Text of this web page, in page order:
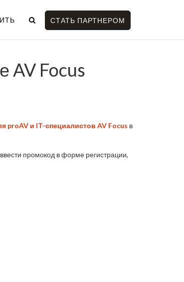
СТАТЬ ПАРТНЕРОМ
AV Focus
proAV и IT-специалистов AV Focus в
промокод в форме регистрации,